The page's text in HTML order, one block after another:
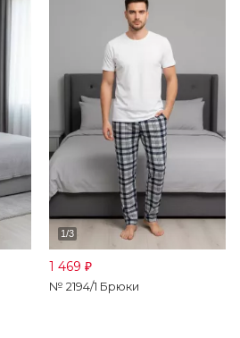
1 469 ₽
№ 2194/1 Брюки